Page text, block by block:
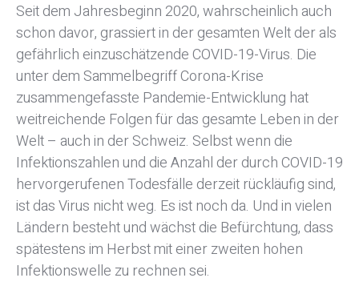
Seit dem Jahresbeginn 2020, wahrscheinlich auch
schon davor, grassiert in der gesamten Welt der als
gefährlich einzuschätzende COVID-19-Virus. Die
unter dem Sammelbegriff Corona-Krise
zusammengefasste Pandemie-Entwicklung hat
weitreichende Folgen für das gesamte Leben in der
Welt – auch in der Schweiz. Selbst wenn die
Infektionszahlen und die Anzahl der durch COVID-19
hervorgerufenen Todesfälle derzeit rückläufig sind,
ist das Virus nicht weg. Es ist noch da. Und in vielen
Ländern besteht und wächst die Befürchtung, dass
spätestens im Herbst mit einer zweiten hohen
Infektionswelle zu rechnen sei.